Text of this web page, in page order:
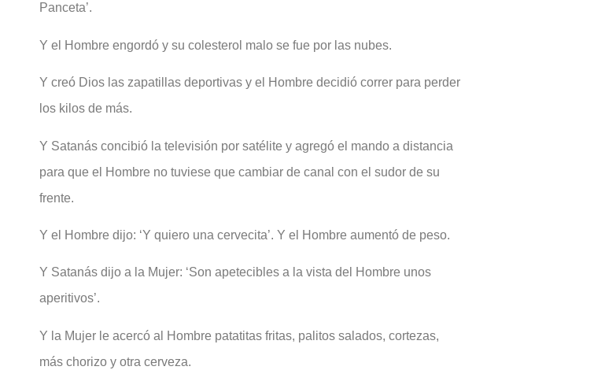
Panceta’.
Y el Hombre engordó y su colesterol malo se fue por las nubes.
Y creó Dios las zapatillas deportivas y el Hombre decidió correr para perder
los kilos de más.
Y Satanás concibió la televisión por satélite y agregó el mando a distancia
para que el Hombre no tuviese que cambiar de canal con el sudor de su
frente.
Y el Hombre dijo: ‘Y quiero una cervecita’. Y el Hombre aumentó de peso.
Y Satanás dijo a la Mujer: ‘Son apetecibles a la vista del Hombre unos
aperitivos’.
Y la Mujer le acercó al Hombre patatitas fritas, palitos salados, cortezas,
más chorizo y otra cerveza.